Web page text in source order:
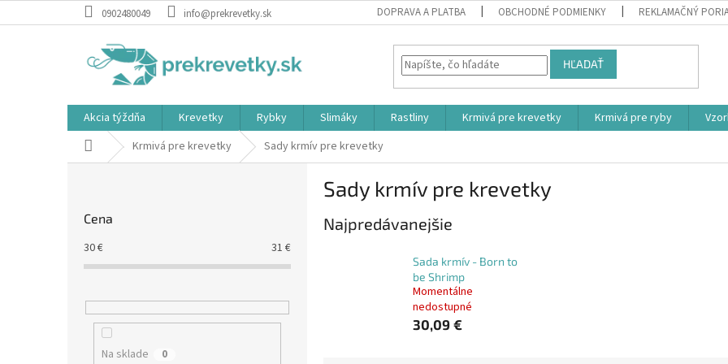
na
0902480049 info@prekrevetky.sk DOPRAVA A PLATBA OBCHODNÉ PODMIENKY REKLAMAČNÝ
HĽADAŤ
Akcia týždňa Krevetky Rybky Slimáky Rastliny Krmivá pre krevetky Krmivá pre ryby
DomovKrmivá pre krevetky Sady krmív pre krevetky
Cena
30€ 31 €
Na sklade 0
Sady krmív pre krevetky
Najpredávanejšie
Sada krmív - Born to
be Shrimp
Momentálne
nedostupné
30,09 €